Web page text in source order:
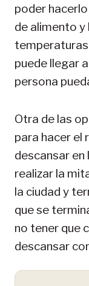
poder
de alimento y
puede llegar
persona
Otra de las
para hacer el
descansar en
realizar la
la ciudad y
que se
no tener que
descansar